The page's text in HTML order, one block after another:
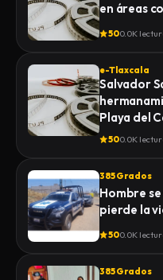
en áreas
500.0K
e-Tlaxcala
Salvador
Playa del
500.0K
385 Grados
Hombre
pierde la
500.0K
385 Grados